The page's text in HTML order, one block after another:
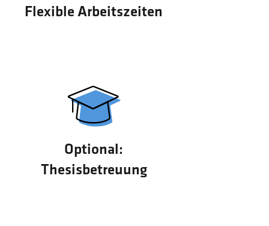
Flexible Arbeitszeiten
Optional:
Thesisbetreuung